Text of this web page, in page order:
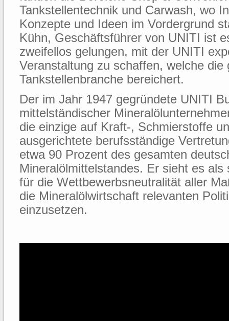
Tankstellentechnik und Carwash, wo
Konzepte und Ideen im Vordergrund
Kühn, Geschäftsführer von UNITI ist
zweifellos gelungen, mit der UNITI
Veranstaltung zu schaffen, welche die
Tankstellenbranche bereichert.
Der im Jahr 1947 gegründete UNITI
mittelständischer
die einzige auf Kraft-, Schmierstoffe
ausgerichtete berufsständige
etwa 90 Prozent des gesamten
Mineralölmittelstandes. Er sieht es als
für die Wettbewerbsneutralität aller
die Mineralölwirtschaft relevanten
einzusetzen.